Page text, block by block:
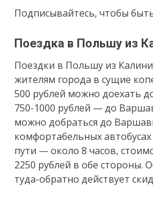
Подписывайтесь, чтобы
Поездка в Польшу из
Поездки в Польшу из
жителям города в сущие
500 рублей можно доехать
750-1000 рублей — до
можно добраться до
комфортабельных
пути — около 8 часов,
2250 рублей в обе стороны.
туда-обратно действует